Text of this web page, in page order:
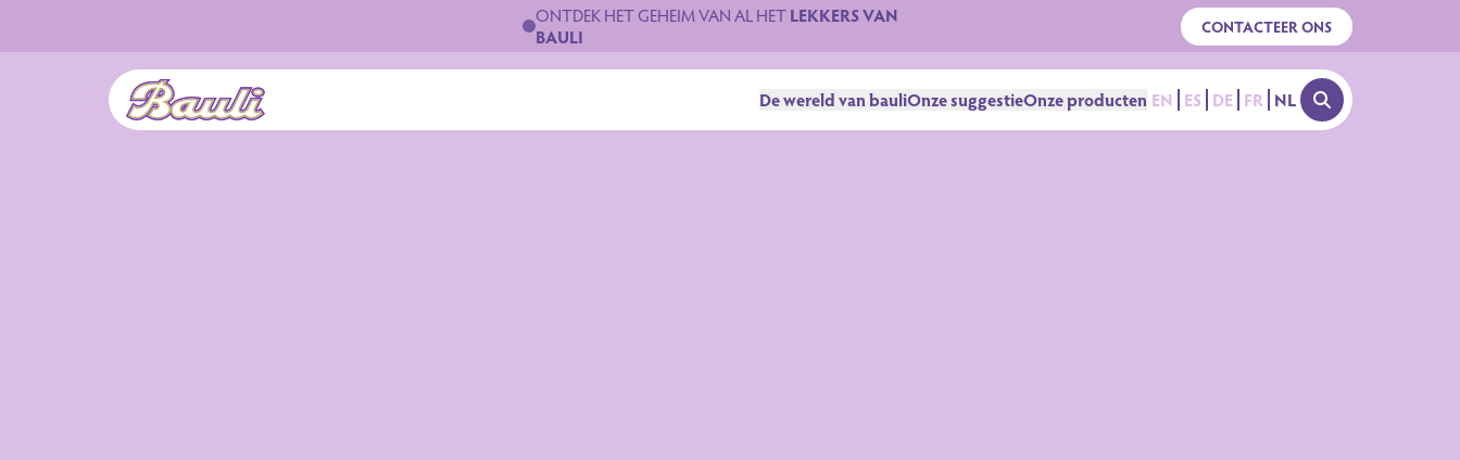
ONTDEK HET GEHEIM VAN AL HETLEKKERS VAN
BAULI
CONTACTEER ONS
Logo Bauli
De wereld van bauliOnze suggestieOnze producten EN ES DE FR NL OPEN SEARCH